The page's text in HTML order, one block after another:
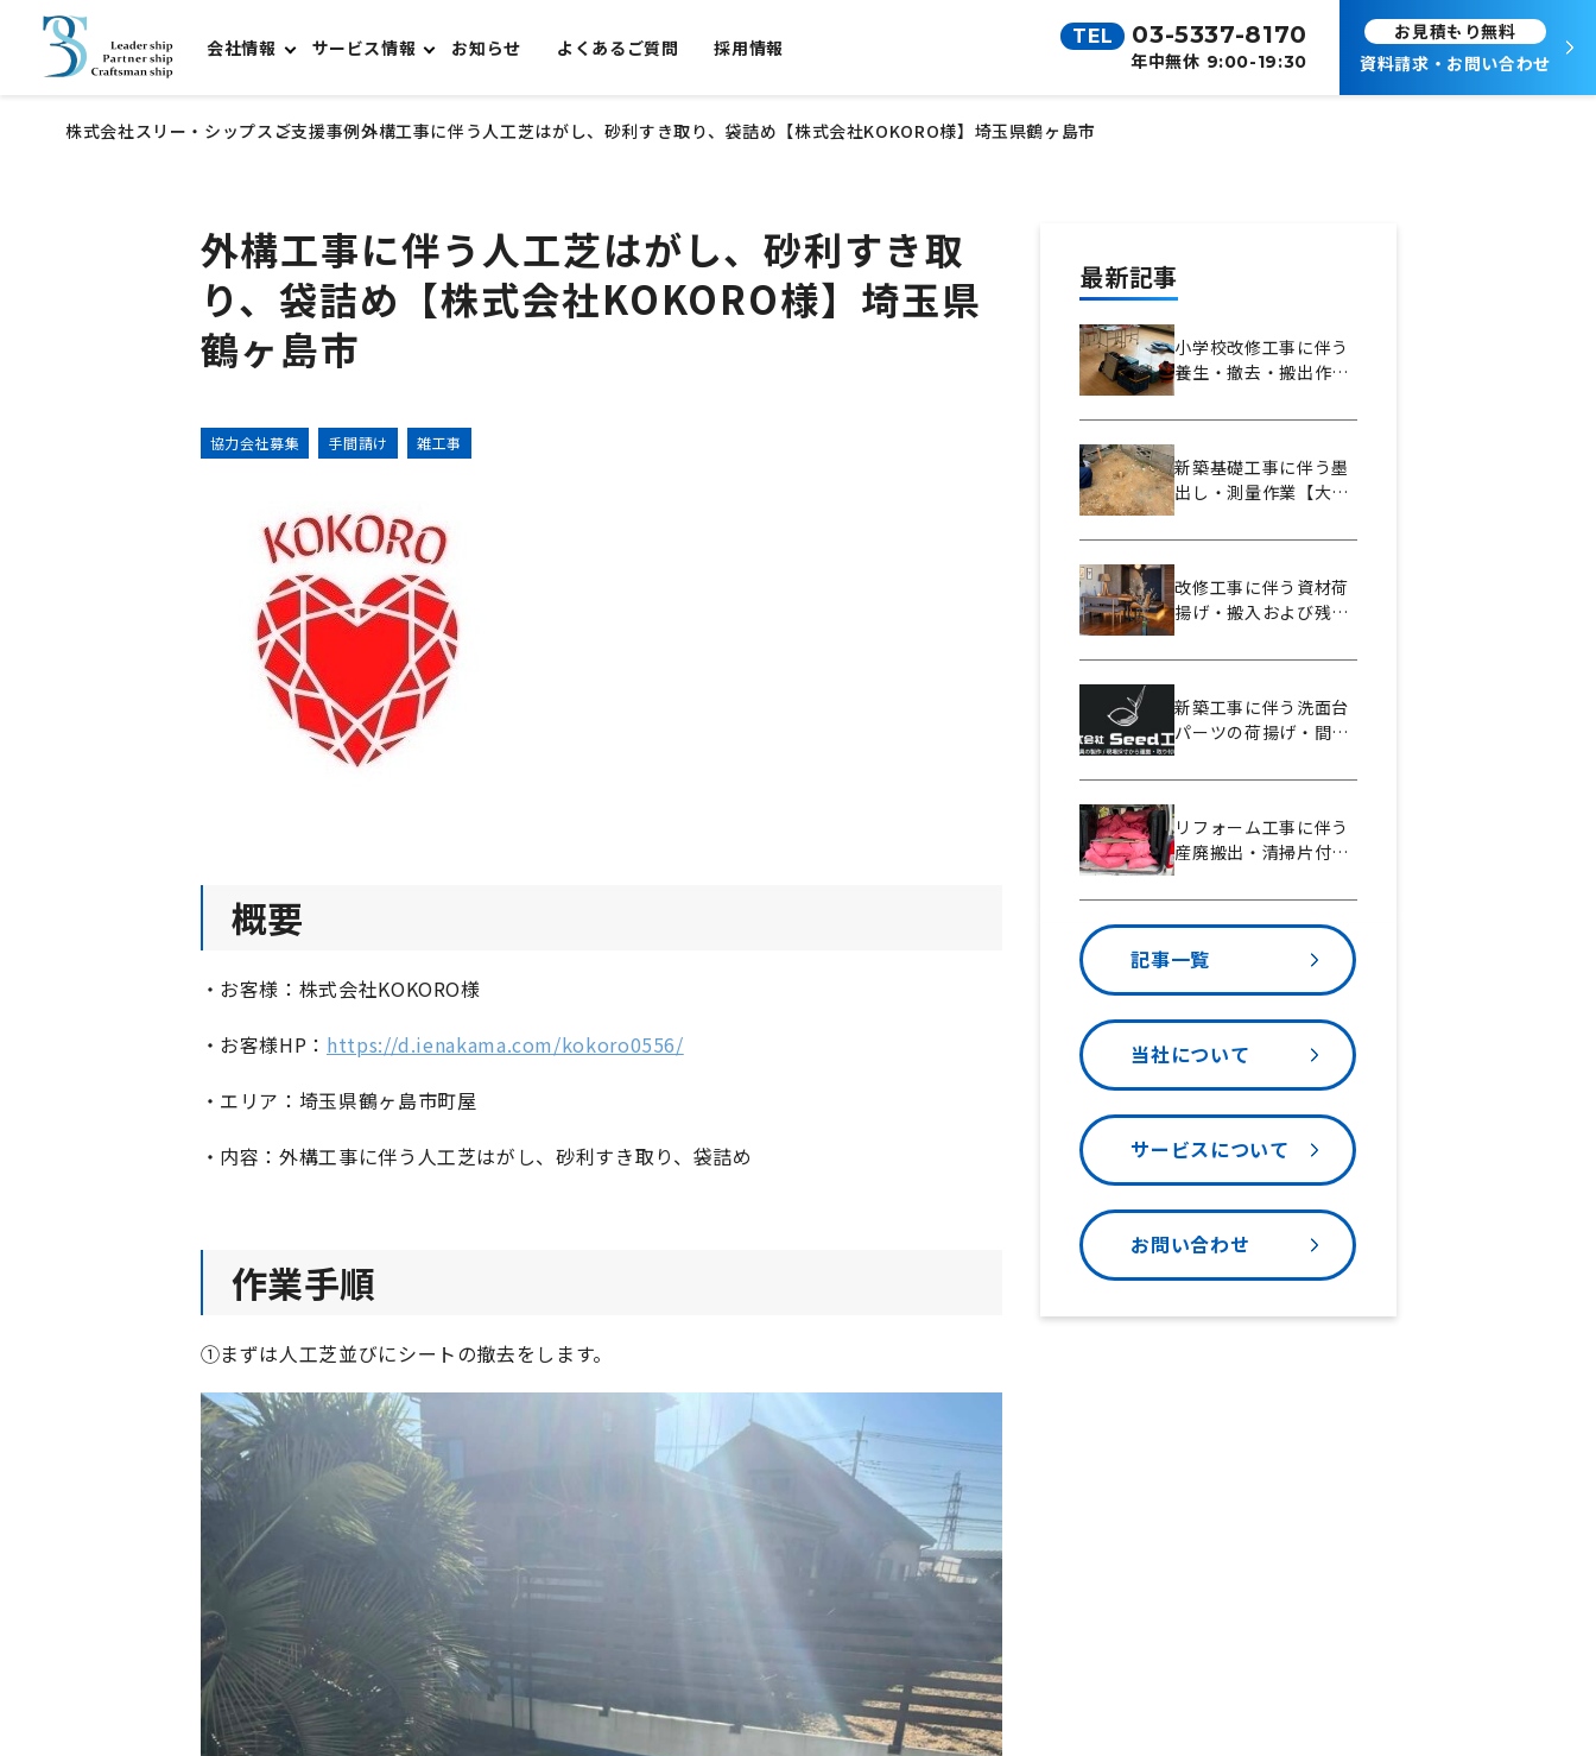
会社情報 サービス情報 お知らせ よくあるご質問 採用情報 TEL 03-5337-8170
年中無休 9:00-19:30
お見積もり無料
資料請求・お問い合わせ
株式会社スリー・シップス ご支援事例外構工事に伴う人工芝はがし、砂利すき取り、袋詰め【株式会社KOKORO様】埼玉県鶴ヶ島市
外構工事に伴う人工芝はがし、砂利すき取
り、袋詰め【株式会社KOKORO様】埼玉県
鶴ヶ島市
協力会社募集 手間請け 雑工事
概要
・お客様：株式会社KOKORO様
・お客様HP： https://d.ienakama.com/kokoro0556/
・エリア：埼玉県鶴ヶ島市町屋
・内容：外構工事に伴う人工芝はがし、砂利すき取り、袋詰め
作業手順
①まずは人工芝並びにシートの撤去をします。
最新記事
小学校改修工事に伴う
養生・撤去・搬出作業
東京都中野区上鷺宮
新築基礎工事に伴う墨
出し・測量作業【大槻
区恵比寿南
改修工事に伴う資材荷
揚げ・搬入および残材
Panoma様】東京都新
新築工事に伴う洗面台
パーツの荷揚げ・間配
工芸様】東京都中央区
リフォーム工事に伴う
産廃搬出・清掃片付け
PROOF様】神奈川県川
崎市幸区大宮町
記事一覧
当社について
サービスについて
お問い合わせ